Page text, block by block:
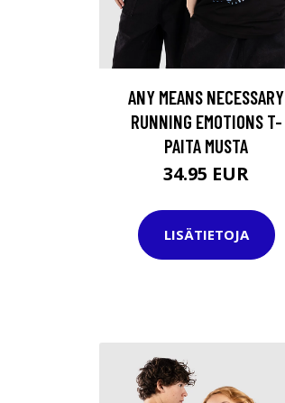
ANY MEANS NECESSARY
RUNNING EMOTIONS T-
PAITA MUSTA
34.95 EUR
LISÄTIETOJA